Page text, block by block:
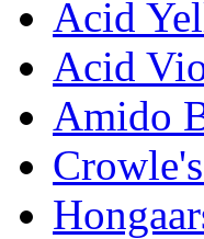
Acid
Acid
Amido